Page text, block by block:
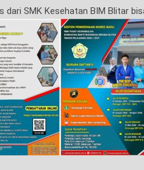
dari SMK Kesehatan BIM Blitar